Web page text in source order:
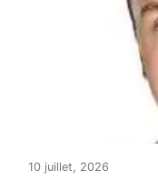
10 juillet, 2026